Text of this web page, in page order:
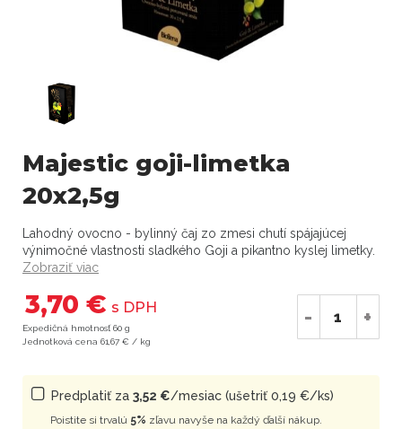
Majestic goji-limetka
20x2,5g
Lahodný ovocno - bylinný čaj zo zmesi chutí spájajúcej
výnimočné vlastnosti sladkého Goji a pikantno kyslej limetky.
Zobraziť viac
3,70 € s DPH
Expedičná hmotnosť 60 g
Jednotková cena 61,67 € / kg
- +
Predplatiť za 3,52 €/mesiac (ušetriť 0,19 €/ks)
Poistite si trvalú 5% zľavu navyše na každý ďalší nákup.